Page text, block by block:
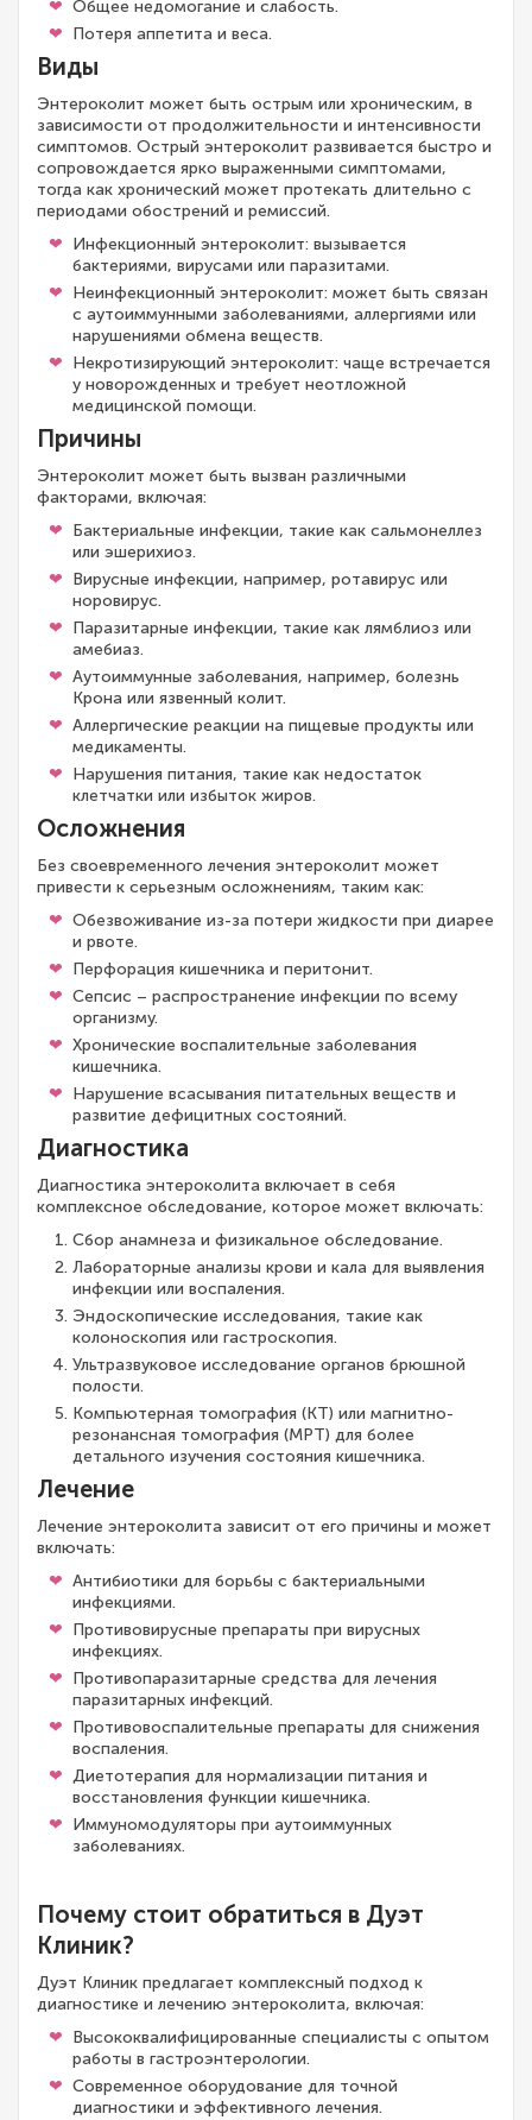
Общее недомогание и слабость.
Потеря аппетита и веса.
Виды
Энтероколит может быть острым или хроническим, в
зависимости от продолжительности и интенсивности
симптомов. Острый энтероколит развивается быстро и
сопровождается ярко выраженными симптомами,
тогда как хронический может протекать длительно с
периодами обострений и ремиссий.
Инфекционный энтероколит: вызывается
бактериями, вирусами или паразитами.
Неинфекционный энтероколит: может быть связан
с аутоиммунными заболеваниями, аллергиями или
нарушениями обмена веществ.
Некротизирующий энтероколит: чаще встречается
у новорожденных и требует неотложной
медицинской помощи.
Причины
Энтероколит может быть вызван различными
факторами, включая:
Бактериальные инфекции, такие как сальмонеллез
или эшерихиоз.
Вирусные инфекции, например, ротавирус или
норовирус.
Паразитарные инфекции, такие как лямблиоз или
амебиаз.
Аутоиммунные заболевания, например, болезнь
Крона или язвенный колит.
Аллергические реакции на пищевые продукты или
медикаменты.
Нарушения питания, такие как недостаток
клетчатки или избыток жиров.
Осложнения
Без своевременного лечения энтероколит может
привести к серьезным осложнениям, таким как:
Обезвоживание из-за потери жидкости при диарее
и рвоте.
Перфорация кишечника и перитонит.
Сепсис – распространение инфекции по всему
организму.
Хронические воспалительные заболевания
кишечника.
Нарушение всасывания питательных веществ и
развитие дефицитных состояний.
Диагностика
Диагностика энтероколита включает в себя
комплексное обследование, которое может включать:
Сбор анамнеза и физикальное обследование.
Лабораторные анализы крови и кала для выявления
инфекции или воспаления.
Эндоскопические исследования, такие как
колоноскопия или гастроскопия.
Ультразвуковое исследование органов брюшной
полости.
Компьютерная томография (КТ) или магнитно-
резонансная томография (МРТ) для более
детального изучения состояния кишечника.
Лечение
Лечение энтероколита зависит от его причины и может
включать:
Антибиотики для борьбы с бактериальными
инфекциями.
Противовирусные препараты при вирусных
инфекциях.
Противопаразитарные средства для лечения
паразитарных инфекций.
Противовоспалительные препараты для снижения
воспаления.
Диетотерапия для нормализации питания и
восстановления функции кишечника.
Иммуномодуляторы при аутоиммунных
заболеваниях.
Почему стоит обратиться в Дуэт
Клиник?
Дуэт Клиник предлагает комплексный подход к
диагностике и лечению энтероколита, включая:
Высококвалифицированные специалисты с опытом
работы в гастроэнтерологии.
Современное оборудование для точной
диагностики и эффективного лечения.